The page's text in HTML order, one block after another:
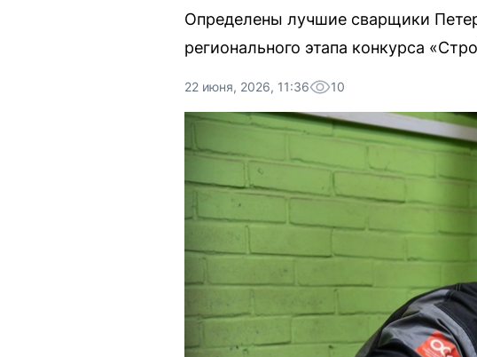
Определены лучшие сварщики
регионального этапа конкурса
22 июня, 2026, 11:36 10